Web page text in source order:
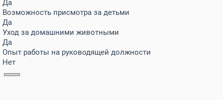
Да
Возможность присмотра за детьми
Да
Уход за домашними животными
Да
Опыт работы на руководящей должности
Нет